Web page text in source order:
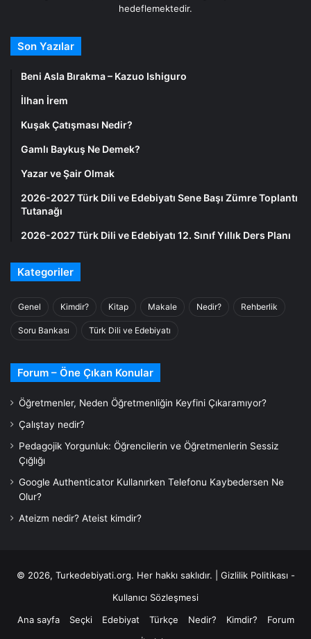
hedeflemektedir.
Son Yazılar
Beni Asla Bırakma – Kazuo Ishiguro
İlhan İrem
Kuşak Çatışması Nedir?
Gamlı Baykuş Ne Demek?
Yazar ve Şair Olmak
2026-2027 Türk Dili ve Edebiyatı Sene Başı Zümre Toplantı
Tutanağı
2026-2027 Türk Dili ve Edebiyatı 12. Sınıf Yıllık Ders Planı
Kategoriler
Genel Kimdir? Kitap Makale Nedir? Rehberlik
Soru Bankası Türk Dili ve Edebiyatı
Forum – Öne Çıkan Konular
Öğretmenler, Neden Öğretmenliğin Keyfini Çıkaramıyor?
Çalıştay nedir?
Pedagojik Yorgunluk: Öğrencilerin ve Öğretmenlerin Sessiz
Çığlığı
Google Authenticator Kullanırken Telefonu Kaybedersen Ne
Olur?
Ateizm nedir? Ateist kimdir?
© 2026, Turkedebiyati.org. Her hakkı saklıdır. | Gizlilik Politikası -
Kullanıcı Sözleşmesi
Ana sayfa
Seçki Edebiyat Türkçe Nedir? Kimdir?
Forum